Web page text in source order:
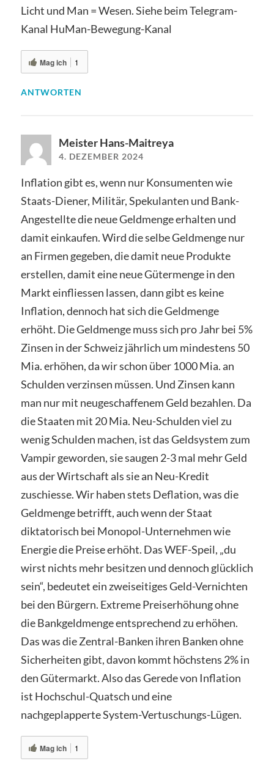
Licht und Man = Wesen. Siehe beim Telegram-
Kanal HuMan-Bewegung-Kanal
Mag ich 1
ANTWORTEN
Meister Hans-Maitreya
4. DEZEMBER 2024
Inflation gibt es, wenn nur Konsumenten wie
Staats-Diener, Militär, Spekulanten und Bank-
Angestellte die neue Geldmenge erhalten und
damit einkaufen. Wird die selbe Geldmenge nur
an Firmen gegeben, die damit neue Produkte
erstellen, damit eine neue Gütermenge in den
Markt einfliessen lassen, dann gibt es keine
Inflation, dennoch hat sich die Geldmenge
erhöht. Die Geldmenge muss sich pro Jahr bei 5%
Zinsen in der Schweiz jährlich um mindestens 50
Mia. erhöhen, da wir schon über 1000 Mia. an
Schulden verzinsen müssen. Und Zinsen kann
man nur mit neugeschaffenem Geld bezahlen. Da
die Staaten mit 20 Mia. Neu-Schulden viel zu
wenig Schulden machen, ist das Geldsystem zum
Vampir geworden, sie saugen 2-3 mal mehr Geld
aus der Wirtschaft als sie an Neu-Kredit
zuschiesse. Wir haben stets Deflation, was die
Geldmenge betrifft, auch wenn der Staat
diktatorisch bei Monopol-Unternehmen wie
Energie die Preise erhöht. Das WEF-Speil, „du
wirst nichts mehr besitzen und dennoch glücklich
sein“, bedeutet ein zweiseitiges Geld-Vernichten
bei den Bürgern. Extreme Preiserhöhung ohne
die Bankgeldmenge entsprechend zu erhöhen.
Das was die Zentral-Banken ihren Banken ohne
Sicherheiten gibt, davon kommt höchstens 2% in
den Gütermarkt. Also das Gerede von Inflation
ist Hochschul-Quatsch und eine
nachgeplapperte System-Vertuschungs-Lügen.
Mag ich 1